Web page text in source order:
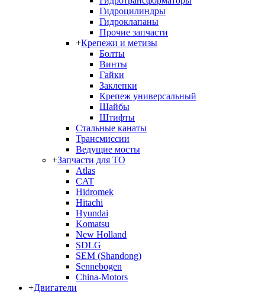
Гидроцилиндры
Гидроклапаны
Прочие запчасти
+Крепежи и метизы
Болты
Винты
Гайки
Заклепки
Крепеж универсальный
Шайбы
Штифты
Стальные канаты
Трансмиссии
Ведущие мосты
+Запчасти для ТО
Atlas
CAT
Hidromek
Hitachi
Hyundai
Komatsu
New Holland
SDLG
SEM (Shandong)
Sennebogen
China-Motors
+Двигатели